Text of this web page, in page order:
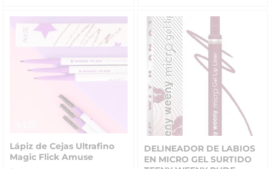
Lápiz de Cejas Ultrafino
Magic Flick Amuse
DELINEADOR DE LABIOS
EN MICRO GEL SURTIDO